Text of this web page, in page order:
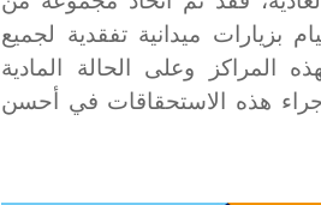
بزيارات ميدانية تفقدية لجميع
المراكز وعلى الحالة المادية
هذه الاستحقاقات في أحسن